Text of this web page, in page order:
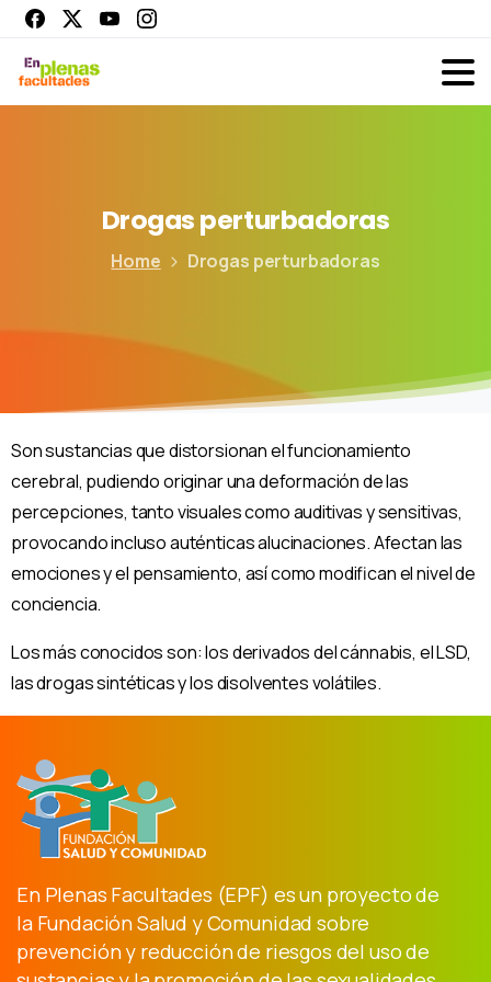
Drogasperturbadoras
Home Drogas perturbadoras
Son sustancias que distorsionan el funcionamiento
cerebral, pudiendo originar una deformación de las
percepciones, tanto visuales como auditivas y sensitivas,
provocando incluso auténticas alucinaciones. Afectan las
emociones y el pensamiento, así como modifican el nivel de
conciencia.
Los más conocidos son: los derivados del cánnabis, el LSD,
las drogas sintéticas y los disolventes volátiles.
En Plenas Facultades (EPF) es un proyecto de
la Fundación Salud y Comunidad sobre
prevención y reducción de riesgos del uso de